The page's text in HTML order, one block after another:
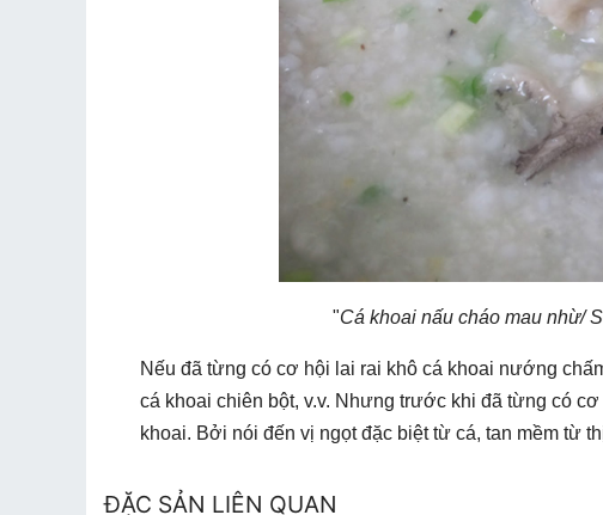
"Cá khoai nấu cháo mau nhừ/
Nếu đã từng có cơ hội lai rai khô cá khoai nướng
cá khoai chiên bột, v.v. Nhưng trước khi đã từng có
khoai. Bởi nói đến vị ngọt đặc biệt từ cá, tan mềm từ
ĐẶC SẢN LIÊN QUAN